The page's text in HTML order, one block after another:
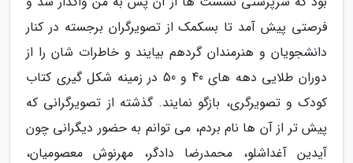
فرصتی پیش آمد تا بسکمک از تصویرگران برجسته در کنار
دانشجویان و هنرمندان گردهم بیایند و خاطرات شان را از
دوران طلایی دهه های 40 و 50 در زمینه شکل گیری کتاب
کودک و تصویرگری، بازگو نمایند. گذشته از تصویرگرانی که
پیش تر از آن ها نام بردم، می توانم به حضور دیگرانی چون
آیدین آغداشلو، محمدرضا دادگر، مهرنوش معصومیان،